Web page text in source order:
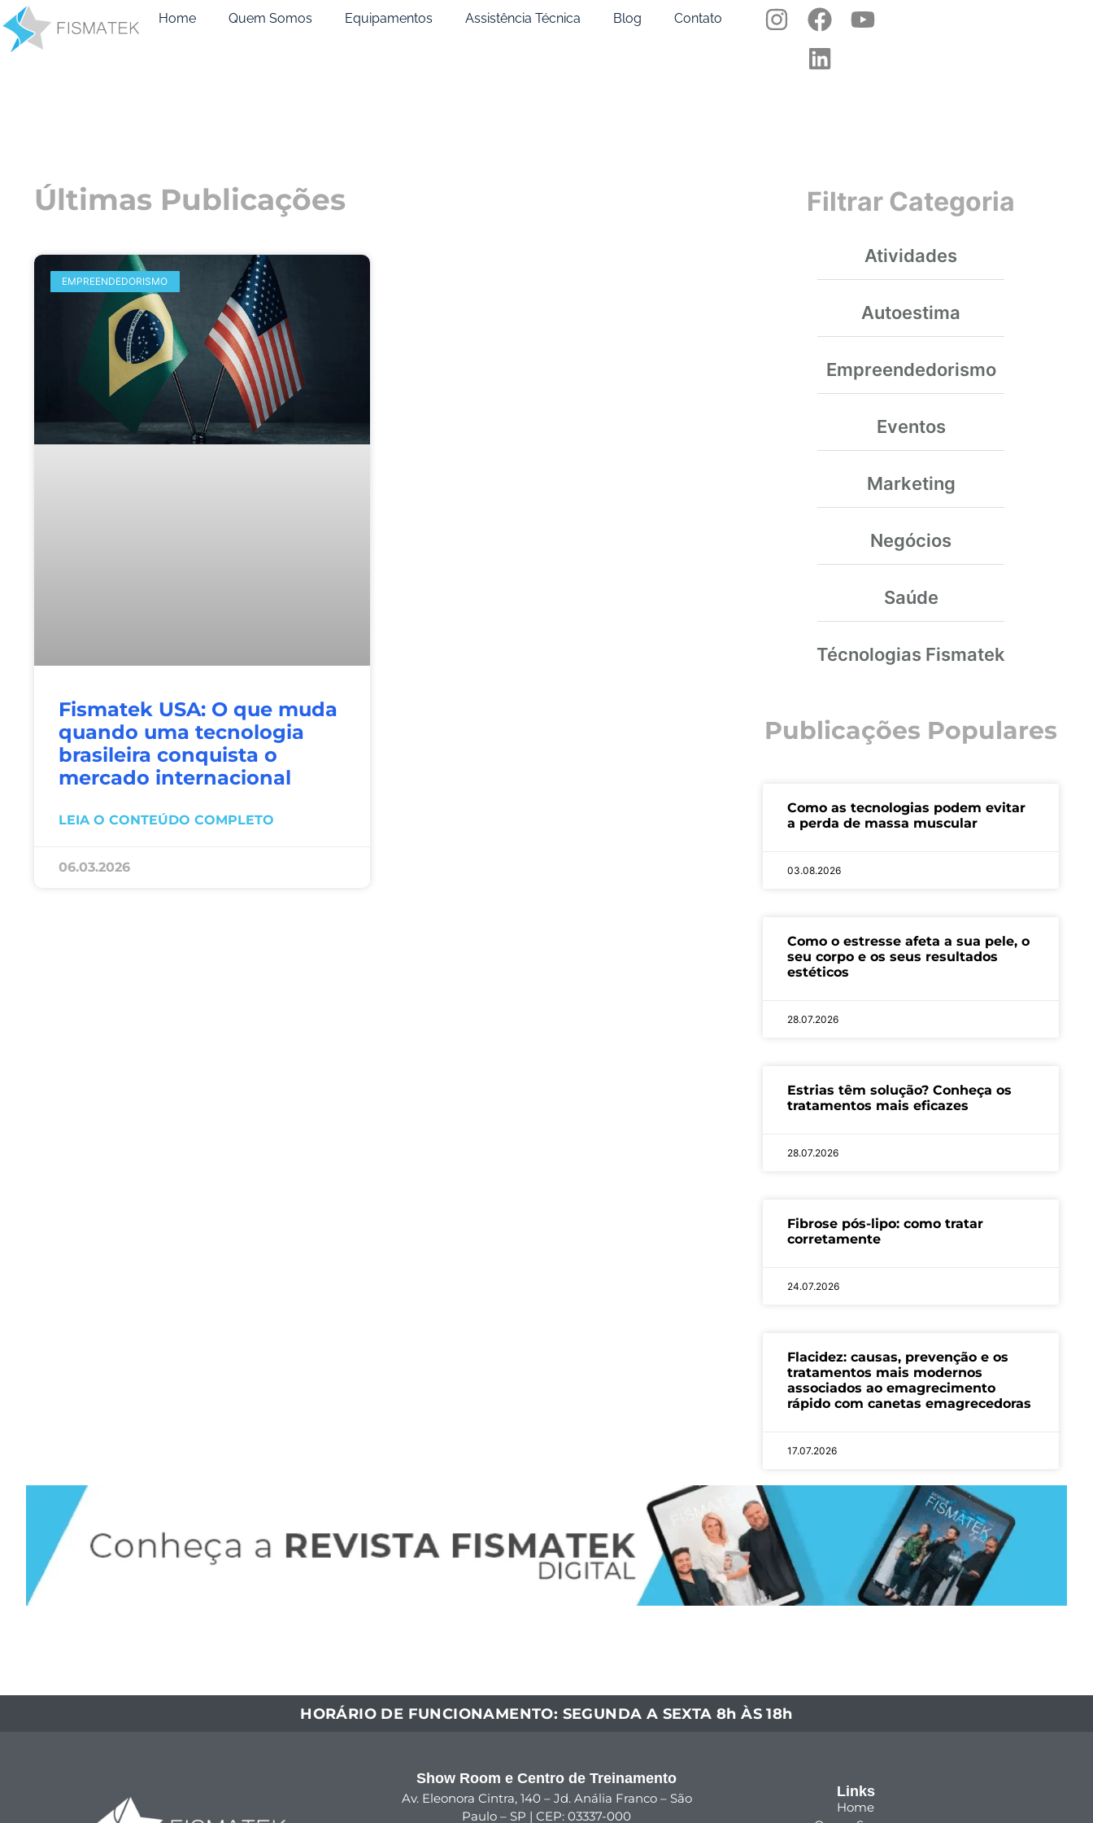
Home Quem Somos Equipamentos Assistência Técnica Blog Contato
Últimas Publicações
EMPREENDEDORISMO
Fismatek USA: O que muda
quando uma tecnologia
brasileira conquista o
mercado internacional
LEIA O CONTEÚDO COMPLETO
06.03.2026
Filtrar Categoria
Atividades
Autoestima
Empreendedorismo
Eventos
Marketing
Negócios
Saúde
Técnologias Fismatek
Publicações Populares
Como as tecnologias podem evitar
a perda de massa muscular
03.08.2026
Como o estresse afeta a sua pele, o
seu corpo e os seus resultados
estéticos
28.07.2026
Estrias têm solução? Conheça os
tratamentos mais eficazes
28.07.2026
Fibrose pós-lipo: como tratar
corretamente
24.07.2026
Flacidez: causas, prevenção e os
tratamentos mais modernos
associados ao emagrecimento
rápido com canetas emagrecedoras
17.07.2026
HORÁRIO DE FUNCIONAMENTO: SEGUNDA A SEXTA 8h ÀS 18h
Show Room e Centro de Treinamento
Av. Eleonora Cintra, 140 – Jd. Anália Franco – São
Paulo – SP | CEP: 03337-000
Links
Home